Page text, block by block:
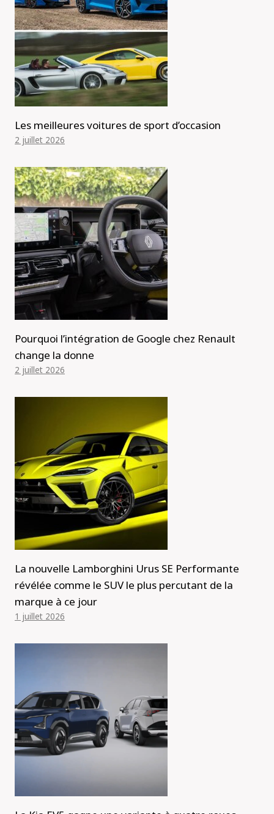
Les meilleures voitures de sport d’occasion
2 juillet 2026
Pourquoi l’intégration de Google chez Renault
change la donne
2 juillet 2026
La nouvelle Lamborghini Urus SE Performante
révélée comme le SUV le plus percutant de la
marque à ce jour
1 juillet 2026